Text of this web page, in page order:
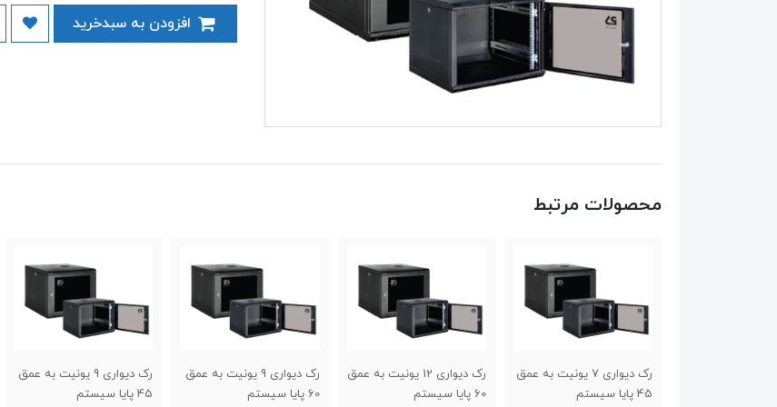
محصولات مرتبط
رک دیواری 12 یونیت به عمق
60 پایا سیستم
رک دیواری 9 یونیت به عمق
60 پایا سیستم
رک دیواری 9 یونیت به عمق
45 پایا سیستم
رک دیواری 7 یونیت به عمق
45 پایا سیستم